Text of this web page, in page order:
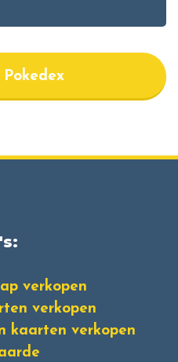
verkopen
verkopen
kaarten verkopen